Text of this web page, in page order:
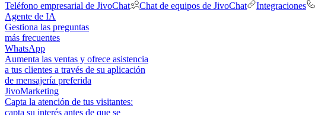
Teléfono empresarial de JivoChat
Chat de equipos de JivoChat Integraciones
Agente de IA
Gestiona las preguntas
más frecuentes
WhatsApp
Aumenta las ventas y ofrece asistencia
a tus clientes a través de su aplicación
de mensajería preferida
JivoMarketing
Capta la atención de tus visitantes:
capta su interés antes de que se